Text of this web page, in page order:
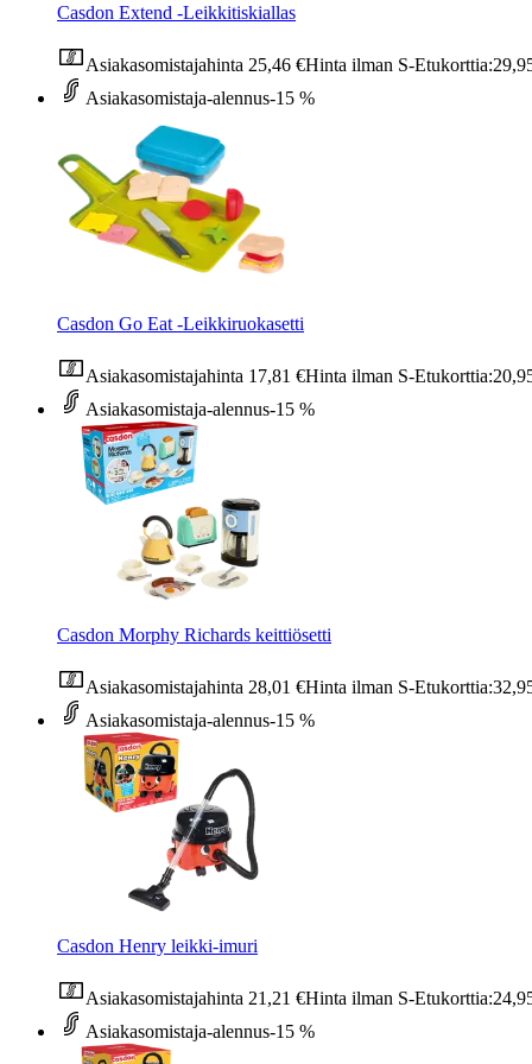
Casdon Extend -Leikkitiskiallas
Asiakasomistajahinta 25,46 €Hinta ilman S-Etukorttia:
Asiakasomistaja-alennus-15 %
Casdon Go Eat -Leikkiruokasetti
Asiakasomistajahinta 17,81 €Hinta ilman S-Etukorttia:
Asiakasomistaja-alennus-15 %
Casdon Morphy Richards keittiösetti
Asiakasomistajahinta 28,01 €Hinta ilman S-Etukorttia:
Asiakasomistaja-alennus-15 %
Casdon Henry leikki-imuri
Asiakasomistajahinta 21,21 €Hinta ilman S-Etukorttia:
Asiakasomistaja-alennus-15 %